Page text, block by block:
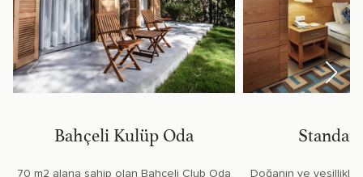
Bahçeli Kulüp Oda
70 m2 alana sahip olan Bahçeli Club Oda
Doğanın ve